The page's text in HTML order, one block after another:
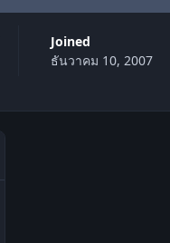
Joined
ธันวาคม 10, 2007